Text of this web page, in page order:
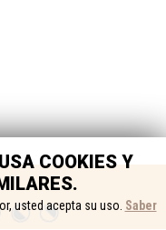
COOKIES Y
usted acepta su uso. Saber